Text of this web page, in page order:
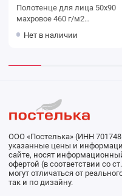
Полотенце для лица 50х90
махровое 460 г/м2
мануфактура
Нет в наличии
ООО «Постелька» (ИНН
указанные цены и
сайте, носят
офертой (в соответствии со
могут отличаться от
так и по дизайну.